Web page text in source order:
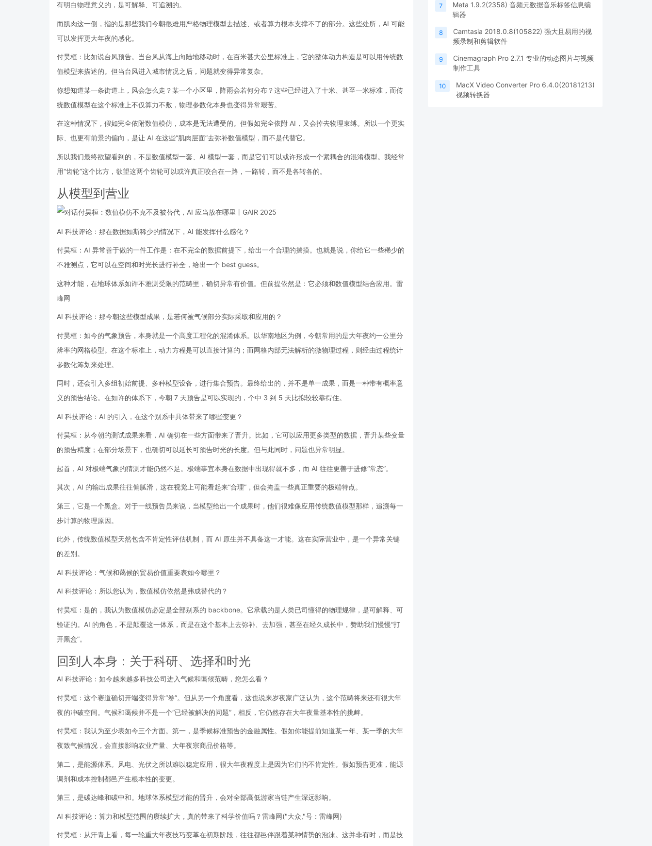
有明白物理意义的，是可解释、可追溯的。
而肌肉这一侧，指的是那些我们今朝很难用严格物理模型去描述、或者算力根本支撑不了的部分。这些处所，AI 可能
可以发挥更大年夜的感化。
付昊桓：比如说台风预告。当台风从海上向陆地移动时，在百米甚大公里标准上，它的整体动力构造是可以用传统数
值模型来描述的。但当台风进入城市情况之后，问题就变得异常复杂。
你想知道某一条街道上，风会怎么走？某一个小区里，降雨会若何分布？这些已经进入了十米、甚至一米标准，而传
统数值模型在这个标准上不仅算力不敷，物理参数化本身也变得异常艰苦。
在这种情况下，假如完全依附数值模仿，成本是无法遭受的。但假如完全依附 AI，又会掉去物理束缚。所以一个更实
际、也更有前景的偏向，是让 AI 在这些“肌肉层面”去弥补数值模型，而不是代替它。
所以我们最终欲望看到的，不是数值模型一套、AI 模型一套，而是它们可以或许形成一个紧耦合的混淆模型。我经常
用“齿轮”这个比方，欲望这两个齿轮可以或许真正咬合在一路，一路转，而不是各转各的。
从模型到营业
AI 科技评论：那在数据如斯稀少的情况下，AI 能发挥什么感化？
付昊桓：AI 异常善于做的一件工作是：在不完全的数据前提下，给出一个合理的揣摸。也就是说，你给它一些稀少的
不雅测点，它可以在空间和时光长进行补全，给出一个 best guess。
这种才能，在地球体系如许不雅测受限的范畴里，确切异常有价值。但前提依然是：它必须和数值模型结合应用。雷
峰网
AI 科技评论：那今朝这些模型成果，是若何被气候部分实际采取和应用的？
付昊桓：如今的气象预告，本身就是一个高度工程化的混淆体系。以华南地区为例，今朝常用的是大年夜约一公里分
辨率的网格模型。在这个标准上，动力方程是可以直接计算的；而网格内部无法解析的微物理过程，则经由过程统计
参数化筹划来处理。
同时，还会引入多组初始前提、多种模型设备，进行集合预告。最终给出的，并不是单一成果，而是一种带有概率意
义的预告结论。在如许的体系下，今朝 7 天预告是可以实现的，个中 3 到 5 天比拟较较靠得住。
AI 科技评论：AI 的引入，在这个别系中具体带来了哪些变更？
付昊桓：从今朝的测试成果来看，AI 确切在一些方面带来了晋升。比如，它可以应用更多类型的数据，晋升某些变量
的预告精度；在部分场景下，也确切可以延长可预告时光的长度。但与此同时，问题也异常明显。
起首，AI 对极端气象的猜测才能仍然不足。极端事宜本身在数据中出现得就不多，而 AI 往往更善于进修“常态”。
其次，AI 的输出成果往往偏腻滑，这在视觉上可能看起来“合理”，但会掩盖一些真正重要的极端特点。
第三，它是一个黑盒。对于一线预告员来说，当模型给出一个成果时，他们很难像应用传统数值模型那样，追溯每一
步计算的物理原因。
此外，传统数值模型天然包含不肯定性评估机制，而 AI 原生并不具备这一才能。这在实际营业中，是一个异常关键
的差别。
AI 科技评论：气候和蔼候的贸易价值重要表如今哪里？
AI 科技评论：所以您认为，数值模仿依然是弗成替代的？
付昊桓：是的，我认为数值模仿必定是全部别系的 backbone。它承载的是人类已司懂得的物理规律，是可解释、可
验证的。AI 的角色，不是颠覆这一体系，而是在这个基本上去弥补、去加强，甚至在经久成长中，赞助我们慢慢“打
开黑盒”。
回到人本身：关于科研、选择和时光
AI 科技评论：如今越来越多科技公司进入气候和蔼候范畴，您怎么看？
付昊桓：这个赛道确切开端变得异常“卷”。但从另一个角度看，这也说来岁夜家广泛认为，这个范畴将来还有很大年
夜的冲破空间。气候和蔼候并不是一个“已经被解决的问题”，相反，它仍然存在大年夜量基本性的挑衅。
付昊桓：我认为至少表如今三个方面。第一，是季候标准预告的金融属性。假如你能提前知道某一年、某一季的大年
夜致气候情况，会直接影响农业产量、大年夜宗商品价格等。
第二，是能源体系。风电、光伏之所以难以稳定应用，很大年夜程度上是因为它们的不肯定性。假如预告更准，能源
调剂和成本控制都邑产生根本性的变更。
第三，是碳达峰和碳中和。地球体系模型才能的晋升，会对全部高低游家当链产生深远影响。
AI 科技评论：算力和模型范围的赓续扩大，真的带来了科学价值吗？雷峰网("大众,"号：雷峰网)
付昊桓：从汗青上看，每一轮重大年夜技巧变革在初期阶段，往往都邑伴跟着某种情势的泡沫。这并非有时，而是技
7
Meta 1.9.2(2358) 音频元数据音乐标签信息编
辑器
8
Camtasia 2018.0.8(105822) 强大且易用的视
频录制和剪辑软件
9
Cinemagraph Pro 2.7.1 专业的动态图片与视频
制作工具
10
MacX Video Converter Pro 6.4.0(20181213)
视频转换器